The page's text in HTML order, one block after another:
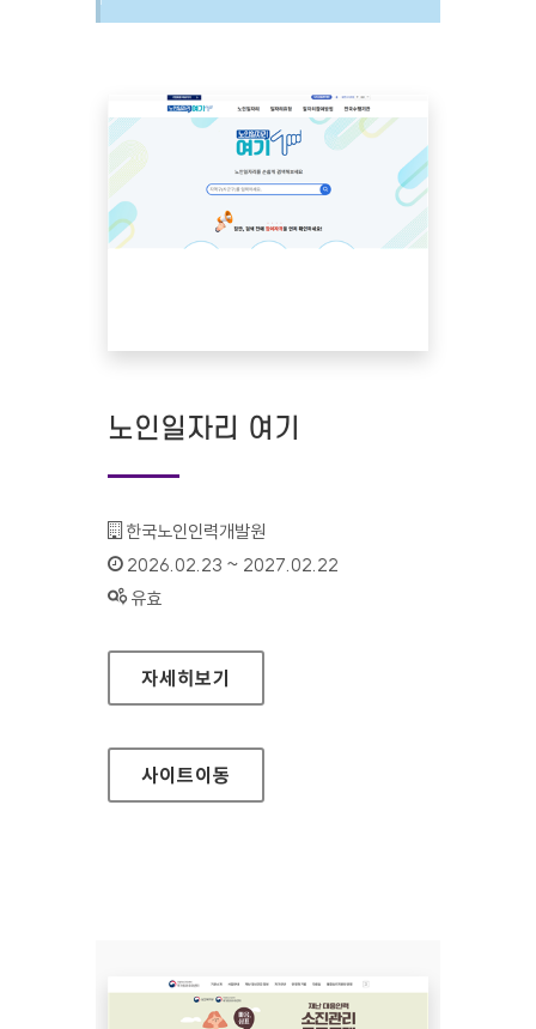
노인일자리 여기
기관명 :
한국노인인력개발원
인증기간 :
2026.02.23 ~ 2027.02.22
상태 :
유효
노인일자리 여기
자세히보기
사이트이동